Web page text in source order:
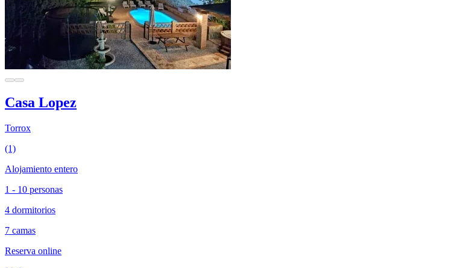
Casa Lopez
Torrox
(1)
Alojamiento entero
1 - 10 personas
4 dormitorios
7 camas
Reserva online